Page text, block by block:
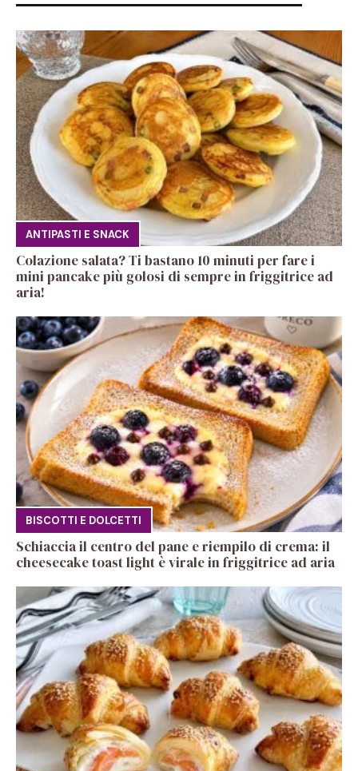
ANTIPASTI E SNACK
Colazione salata? Ti bastano 10 minuti per fare i
mini pancake più golosi di sempre in friggitrice ad
aria!
BISCOTTI E DOLCETTI
Schiaccia il centro del pane e riempilo di crema: il
cheesecake toast light è virale in friggitrice ad aria